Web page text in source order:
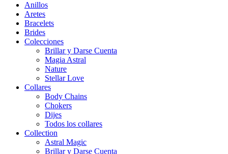
Anillos
Aretes
Bracelets
Brides
Colecciones
Brillar y Darse Cuenta
Magia Astral
Nature
Stellar Love
Collares
Body Chains
Chokers
Dijes
Todos los collares
Collection
Astral Magic
Brillar y Darse Cuenta